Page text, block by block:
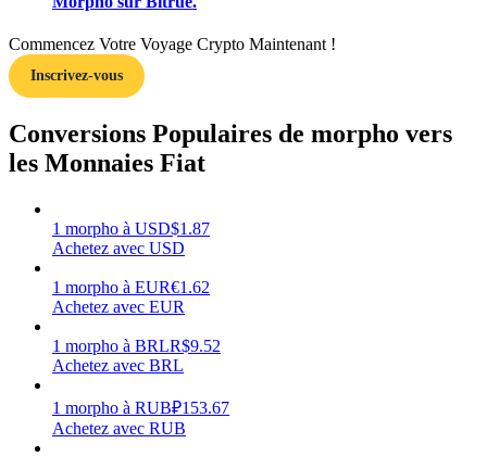
Cochon de puissance
Commencez Votre Voyage Crypto Maintenant !
Inscrivez-vous
Conversions Populaires de morpho vers
les Monnaies Fiat
1 morpho à USD$1.87
Achetez avec USD
1 morpho à EUR€1.62
Achetez avec EUR
1 morpho à BRLR$9.52
Achetez avec BRL
1 morpho à RUB₽153.67
Achetez avec RUB